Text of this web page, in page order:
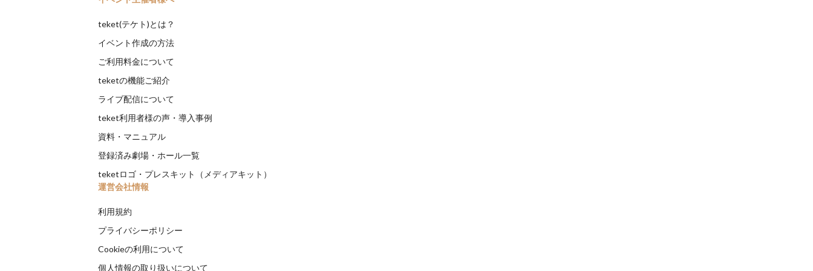
teket(テケト)とは？
イベント作成の方法
ご利用料金について
teketの機能ご紹介
ライブ配信について
teket利用者様の声・導入事例
資料・マニュアル
登録済み劇場・ホール一覧
teketロゴ・プレスキット（メディアキット）
運営会社情報
利用規約
プライバシーポリシー
Cookieの利用について
個人情報の取り扱いについて